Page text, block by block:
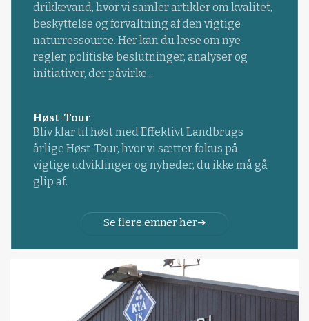
drikkevand, hvor vi samler artikler om kvalitet,
beskyttelse og forvaltning af den vigtige
naturressource. Her kan du læse om nye
regler, politiske beslutninger, analyser og
initiativer, der påvirke...
Høst-Tour
Bliv klar til høst med Effektivt Landbrugs
årlige Høst-Tour, hvor vi sætter fokus på
vigtige udviklinger og nyheder, du ikke må gå
glip af.
Se flere emner her